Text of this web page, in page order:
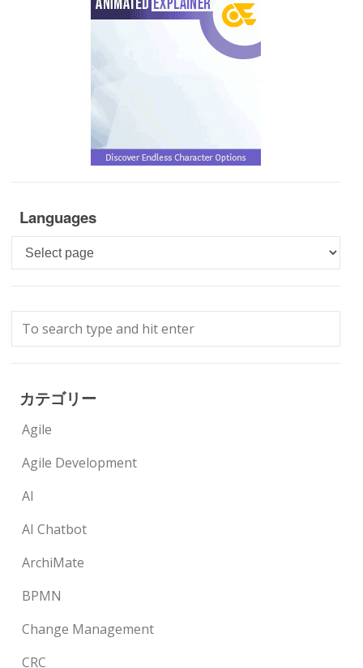
Languages
Languages
カテゴリー
Agile
Agile Development
AI
AI Chatbot
ArchiMate
BPMN
Change Management
CRC